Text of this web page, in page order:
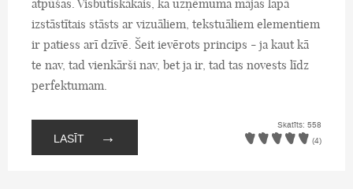
atpūšas. Visbūtiskākais, ka uzņēmuma mājas lapā
izstāstītais stāsts ar vizuāliem, tekstuāliem elementiem
ir patiess arī dzīvē. Šeit ievērots princips - ja kaut kā
te nav, tad vienkārši nav, bet ja ir, tad tas novests līdz
perfektumam.
LASĪT →
Skatīts: 558
(4)